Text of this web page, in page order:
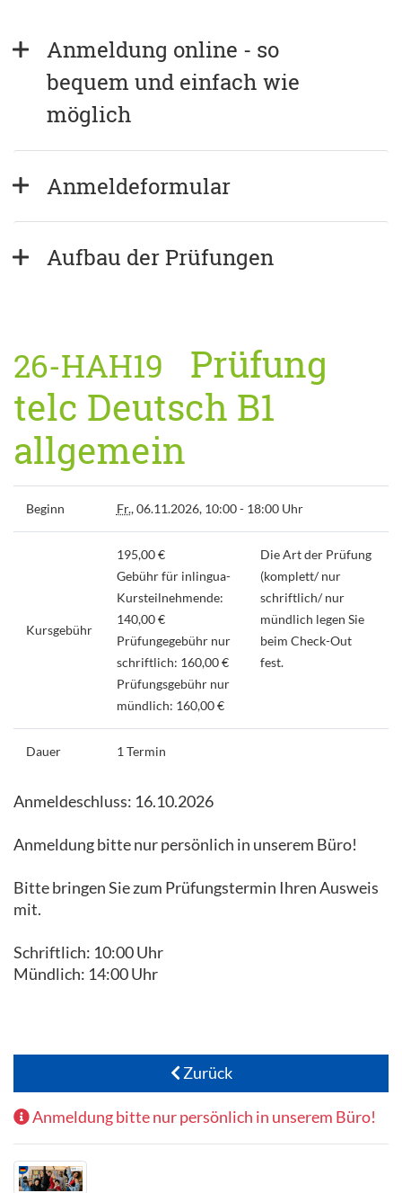
Anmeldung online - so
bequem und einfach wie
möglich
Anmeldeformular
Aufbau der Prüfungen
26-HAH19
Prüfung
telc Deutsch B1
allgemein
Beginn Fr., 06.11.2026, 10:00 - 18:00 Uhr
Kursgebühr
195,00 €
Gebühr für inlingua-
Kursteilnehmende:
140,00 €
Prüfungegebühr nur
schriftlich: 160,00 €
Prüfungsgebühr nur
mündlich: 160,00 €
Die Art der Prüfung
(komplett/ nur
schriftlich/ nur
mündlich legen Sie
beim Check-Out
fest.
Dauer 1 Termin
Anmeldeschluss: 16.10.2026
Anmeldung bitte nur persönlich in unserem Büro!
Bitte bringen Sie zum Prüfungstermin Ihren Ausweis
mit.
Schriftlich: 10:00 Uhr
Mündlich: 14:00 Uhr
Zurück
Anmeldung bitte nur persönlich in unserem Büro!